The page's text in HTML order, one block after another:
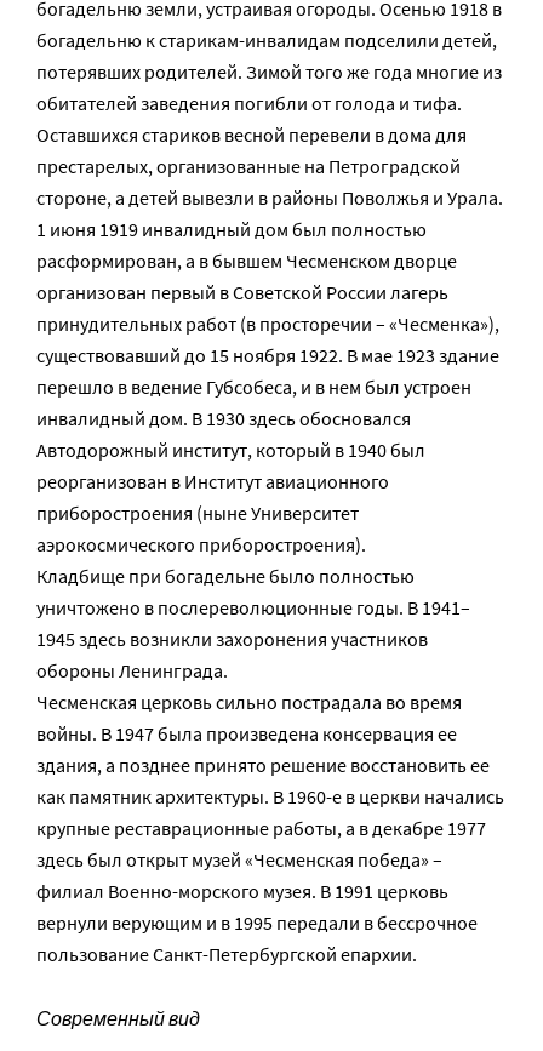
богадельню земли, устраивая огороды. Осенью 1918 в
богадельню к старикам-инвалидам подселили детей,
потерявших родителей. Зимой того же года многие из
обитателей заведения погибли от голода и тифа.
Оставшихся стариков весной перевели в дома для
престарелых, организованные на Петроградской
стороне, а детей вывезли в районы Поволжья и Урала.
1 июня 1919 инвалидный дом был полностью
расформирован, а в бывшем Чесменском дворце
организован первый в Советской России лагерь
принудительных работ (в просторечии – «Чесменка»),
существовавший до 15 ноября 1922. В мае 1923 здание
перешло в ведение Губсобеса, и в нем был устроен
инвалидный дом. В 1930 здесь обосновался
Автодорожный институт, который в 1940 был
реорганизован в Институт авиационного
приборостроения (ныне Университет
аэрокосмического приборостроения).
Кладбище при богадельне было полностью
уничтожено в послереволюционные годы. В 1941–
1945 здесь возникли захоронения участников
обороны Ленинграда.
Чесменская церковь сильно пострадала во время
войны. В 1947 была произведена консервация ее
здания, а позднее принято решение восстановить ее
как памятник архитектуры. В 1960-е в церкви начались
крупные реставрационные работы, а в декабре 1977
здесь был открыт музей «Чесменская победа» –
филиал Военно-морского музея. В 1991 церковь
вернули верующим и в 1995 передали в бессрочное
пользование Санкт-Петербургской епархии.
Современный вид